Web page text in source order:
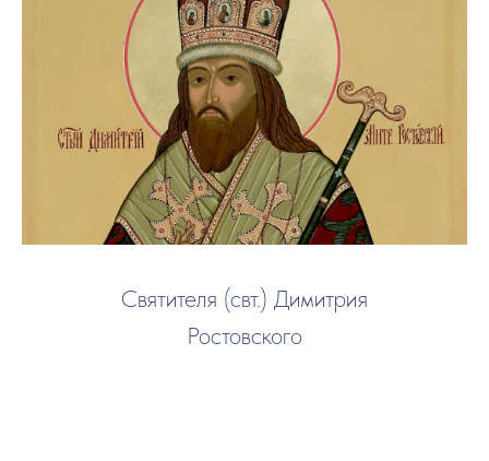
Святителя (свт.) Димитрия
Ростовского